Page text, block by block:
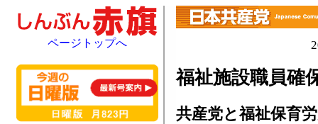
福祉施設職員確
共産党と福祉保育
ページトップへ